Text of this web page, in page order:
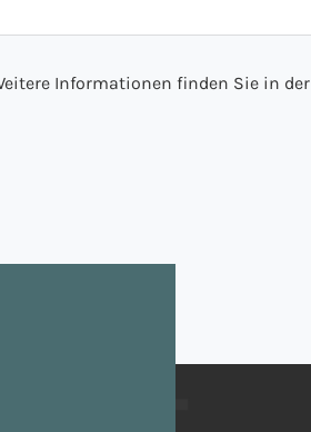
Informationen finden Sie in der